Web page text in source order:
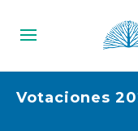
Votaciones